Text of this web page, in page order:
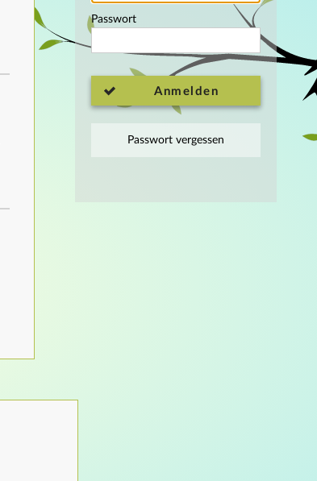
Passwort
Anmelden
Passwort vergessen